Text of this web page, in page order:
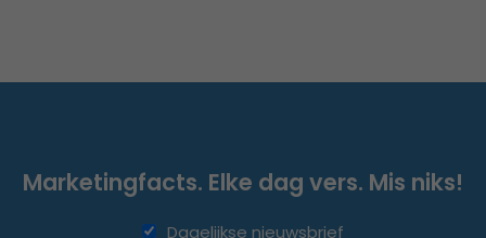
Marketingfacts. Elke dag vers. Mis niks!
Dagelijkse nieuwsbrief